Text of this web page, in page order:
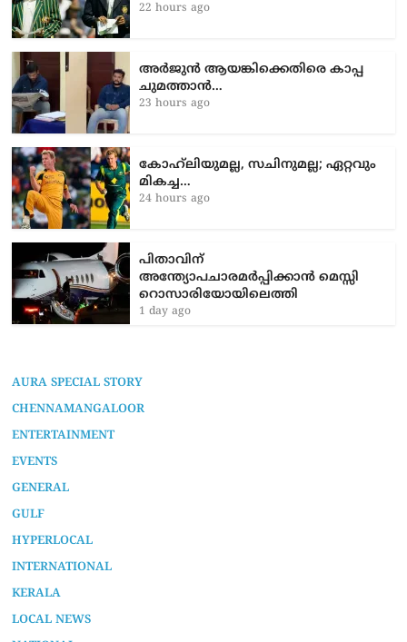
22 hours ago
അർജുൻ ആയങ്കിക്കെതിരെ കാപ്പ
ചുമത്താൻ…
23 hours ago
കോഹ്‌ലിയുമല്ല, സചിനുമല്ല; ഏറ്റവും
മികച്ച…
24 hours ago
പിതാവിന്
അന്ത്യോപചാരമർപ്പിക്കാൻ മെസ്സി
റൊസാരിയോയിലെത്തി
1 day ago
AURA SPECIAL STORY
CHENNAMANGALOOR
ENTERTAINMENT
EVENTS
GENERAL
GULF
HYPERLOCAL
INTERNATIONAL
KERALA
LOCAL NEWS